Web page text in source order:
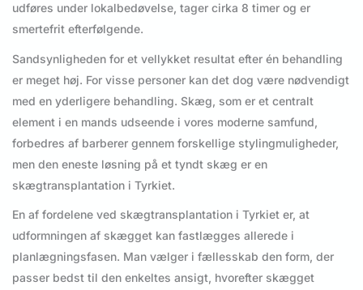
udføres under lokalbedøvelse, tager cirka 8 timer og er
smertefrit efterfølgende.
Sandsynligheden for et vellykket resultat efter én behandling
er meget høj. For visse personer kan det dog være nødvendigt
med en yderligere behandling. Skæg, som er et centralt
element i en mands udseende i vores moderne samfund,
forbedres af barberer gennem forskellige stylingmuligheder,
men den eneste løsning på et tyndt skæg er en
skægtransplantation i Tyrkiet.
En af fordelene ved skægtransplantation i Tyrkiet er, at
udformningen af skægget kan fastlægges allerede i
planlægningsfasen. Man vælger i fællesskab den form, der
passer bedst til den enkeltes ansigt, hvorefter skægget